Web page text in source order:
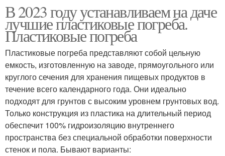
В 2023 году устанавливаем на даче
лучшие пластиковые погреба.
Пластиковые погреба
Пластиковые погреба представляют собой цельную
емкость, изготовленную на заводе, прямоугольного или
круглого сечения для хранения пищевых продуктов в
течение всего календарного года. Они идеально
подходят для грунтов с высоким уровнем грунтовых вод.
Только конструкция из пластика на длительный период
обеспечит 100% гидроизоляцию внутреннего
пространства без специальной обработки поверхности
стенок и пола. Бывают варианты: